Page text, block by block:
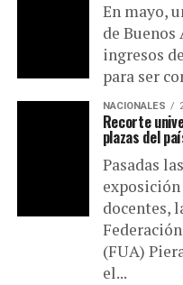
En mayo,
de
ingresos
para ser
NACIONALES
Recorte
plazas del
Pasadas
docentes,
(FUA)
el...